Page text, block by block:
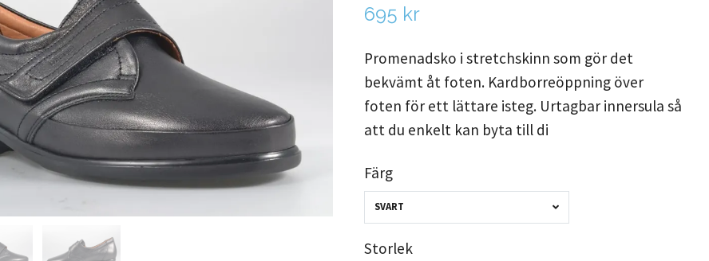
695 kr
Promenadsko i stretchskinn som gör det
bekvämt åt foten. Kardborreöppning över
foten för ett lättare isteg. Urtagbar innersula så
att du enkelt kan byta till di
Färg
SVART
Storlek